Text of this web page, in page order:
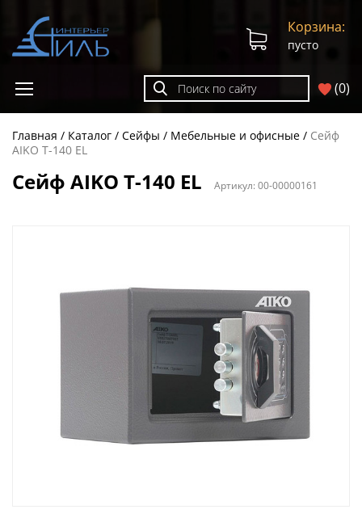
(0)
Корзина:
пусто
Главная Каталог Сейфы Мебельные и офисные
Сейф
AIKO Т-140 EL
Сейф AIKO Т-140 EL Артикул:00-00000161